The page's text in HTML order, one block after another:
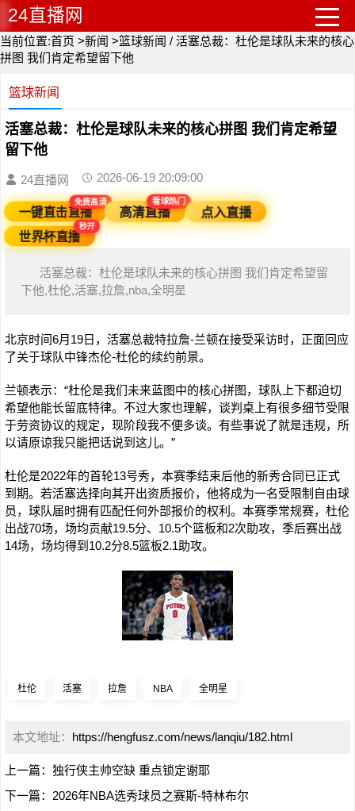
24直播网
当前位置:首页 >新闻 >篮球新闻 / 活塞总裁：杜伦是球队未来的核心
拼图 我们肯定希望留下他
篮球新闻
活塞总裁：杜伦是球队未来的核心拼图 我们肯定希望
留下他
24直播网 2026-06-19 20:09:00
一键直击直播
免费高清
高清直播
看球热门
点入直播
世界杯直播
秒开
活塞总裁：杜伦是球队未来的核心拼图 我们肯定希望留
下他,杜伦,活塞,拉詹,nba,全明星
北京时间6月19日，活塞总裁特拉詹-兰顿在接受采访时，正面回应
了关于球队中锋杰伦-杜伦的续约前景。
兰顿表示：“杜伦是我们未来蓝图中的核心拼图，球队上下都迫切
希望他能长留底特律。不过大家也理解，谈判桌上有很多细节受限
于劳资协议的规定，现阶段我不便多谈。有些事说了就是违规，所
以请原谅我只能把话说到这儿。”
杜伦是2022年的首轮13号秀，本赛季结束后他的新秀合同已正式
到期。若活塞选择向其开出资质报价，他将成为一名受限制自由球
员，球队届时拥有匹配任何外部报价的权利。本赛季常规赛，杜伦
出战70场，场均贡献19.5分、10.5个篮板和2次助攻，季后赛出战
14场，场均得到10.2分8.5篮板2.1助攻。
杜伦 活塞 拉詹 NBA 全明星
本文地址： https://hengfusz.com/news/lanqiu/182.html
上一篇： 独行侠主帅空缺 重点锁定谢耶
下一篇： 2026年NBA选秀球员之赛斯-特林布尔